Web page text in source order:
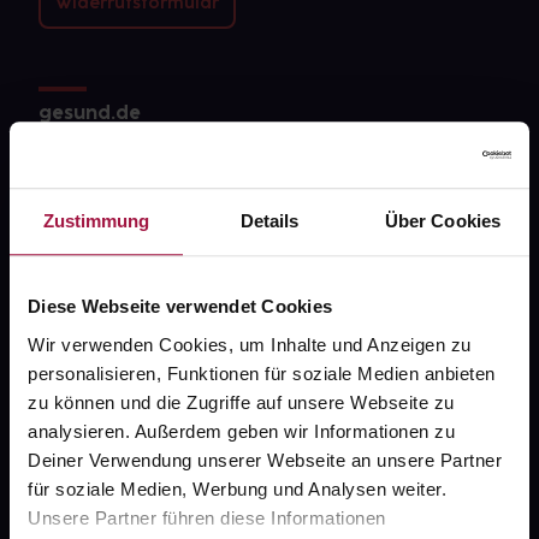
Zustimmung Details Über Cookies
Diese Webseite verwendet Cookies
Wir verwenden Cookies, um Inhalte und Anzeigen zu
personalisieren, Funktionen für soziale Medien anbieten
zu können und die Zugriffe auf unsere Webseite zu
analysieren. Außerdem geben wir Informationen zu
Deiner Verwendung unserer Webseite an unsere Partner
für soziale Medien, Werbung und Analysen weiter.
Unsere Partner führen diese Informationen
gesund.de
Karriere
Newsletter
Barrierefreiheitserklärung
PAYBACK
gesund-versorger.de
Sanitätshäuser
Datenschutz
AGB